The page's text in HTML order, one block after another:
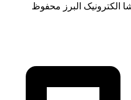
الکترونیک البرز محفوظ